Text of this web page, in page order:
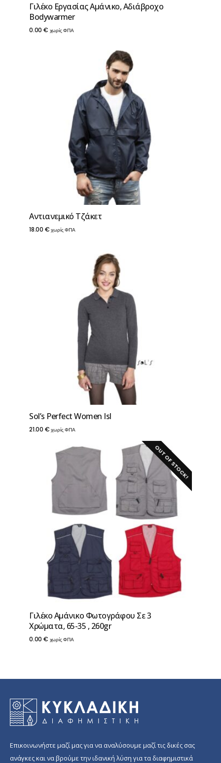
Γιλέκο Εργασίας Αμάνικο, Αδιάβροχο
Βodywarmer
0.00 € χωρίς ΦΠΑ
Αντιανεμικό Τζάκετ
18.00 € χωρίς ΦΠΑ
Sol’s Perfect Women Isl
21.00 € χωρίς ΦΠΑ
OUT OF STOCK!
Γιλέκο Αμάνικο Φωτογράφου Σε 3
Χρώματα, 65-35 , 260gr
0.00 € χωρίς ΦΠΑ
Επικοινωνήστε μαζί μας για να αναλύσουμε μαζί τις δικές σας
ανάγκες και να βρούμε την ιδανική λύση για τα διαφημιστικά